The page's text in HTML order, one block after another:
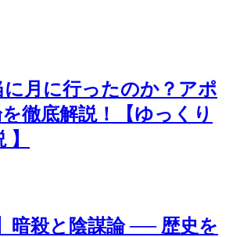
月に行ったのか？アポ
徹底解説！【ゆっくり
暗殺と陰謀論 ── 歴史を